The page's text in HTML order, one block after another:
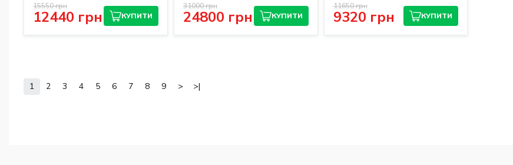
12440 грн
15550 грн
КУПИТИ
24800 грн
31000 грн
КУПИТИ
9320 грн
11650 грн
КУПИТИ
1 2 3 4 5 6 7 8 9 > >|